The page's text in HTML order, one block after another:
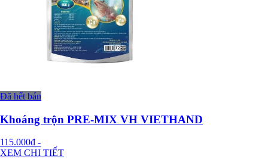
Đã hết bán
Khoáng trộn PRE-MIX VH VIETHAND
115.000đ -
XEM CHI TIẾT